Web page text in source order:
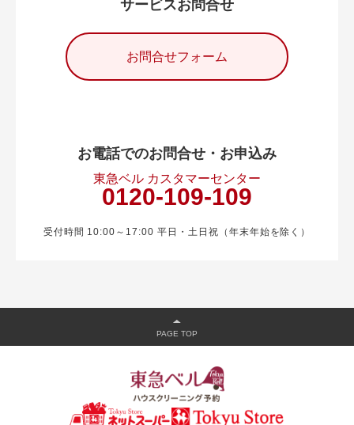
サービスお問合せ
お問合せフォーム
お電話でのお問合せ・お申込み
東急ベル カスタマーセンター
0120-109-109
受付時間 10:00～17:00 平日・土日祝（年末年始を除く）